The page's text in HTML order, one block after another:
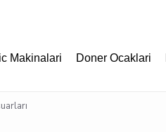
Makinalari Doner Ocaklari